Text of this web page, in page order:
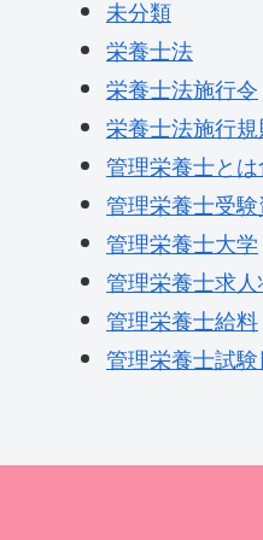
未分類
栄養士法
栄養士法施行令
栄養士法施行規
管理栄養士とは
管理栄養士受
管理栄養士大学
管理栄養士求
管理栄養士給料
管理栄養士試